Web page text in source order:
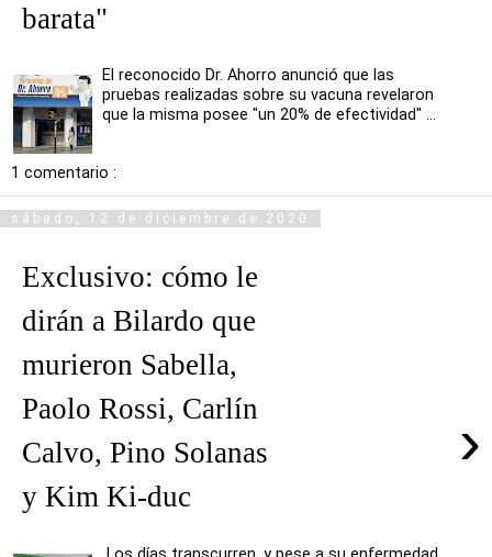
barata"
El reconocido Dr. Ahorro anunció que las
pruebas realizadas sobre su vacuna revelaron
que la misma posee "un 20% de efectividad" ...
1 comentario :
sábado, 12 de diciembre de 2020
Exclusivo: cómo le
dirán a Bilardo que
murieron Sabella,
Paolo Rossi, Carlín
Calvo, Pino Solanas
y Kim Ki-duc
›